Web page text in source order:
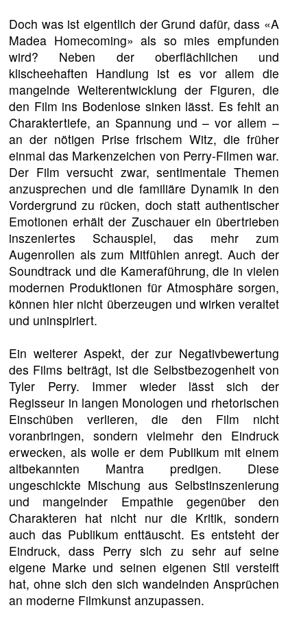
Doch was ist eigentlich der Grund dafür, dass «A
Madea Homecoming» als so mies empfunden
wird? Neben der oberflächlichen und
klischeehaften Handlung ist es vor allem die
mangelnde Weiterentwicklung der Figuren, die
den Film ins Bodenlose sinken lässt. Es fehlt an
Charaktertiefe, an Spannung und – vor allem –
an der nötigen Prise frischem Witz, die früher
einmal das Markenzeichen von Perry-Filmen war.
Der Film versucht zwar, sentimentale Themen
anzusprechen und die familiäre Dynamik in den
Vordergrund zu rücken, doch statt authentischer
Emotionen erhält der Zuschauer ein übertrieben
inszeniertes Schauspiel, das mehr zum
Augenrollen als zum Mitfühlen anregt. Auch der
Soundtrack und die Kameraführung, die in vielen
modernen Produktionen für Atmosphäre sorgen,
können hier nicht überzeugen und wirken veraltet
und uninspiriert.
Ein weiterer Aspekt, der zur Negativbewertung
des Films beiträgt, ist die Selbstbezogenheit von
Tyler Perry. Immer wieder lässt sich der
Regisseur in langen Monologen und rhetorischen
Einschüben verlieren, die den Film nicht
voranbringen, sondern vielmehr den Eindruck
erwecken, als wolle er dem Publikum mit einem
altbekannten Mantra predigen. Diese
ungeschickte Mischung aus Selbstinszenierung
und mangelnder Empathie gegenüber den
Charakteren hat nicht nur die Kritik, sondern
auch das Publikum enttäuscht. Es entsteht der
Eindruck, dass Perry sich zu sehr auf seine
eigene Marke und seinen eigenen Stil versteift
hat, ohne sich den sich wandelnden Ansprüchen
an moderne Filmkunst anzupassen.